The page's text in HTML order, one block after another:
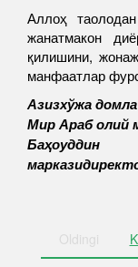
Аллоҳ
жанатмакон
қилишини,
манфаатлар
Азизхўжа
Мир Араб олий
Баҳоуддин
маркази
Oldingi